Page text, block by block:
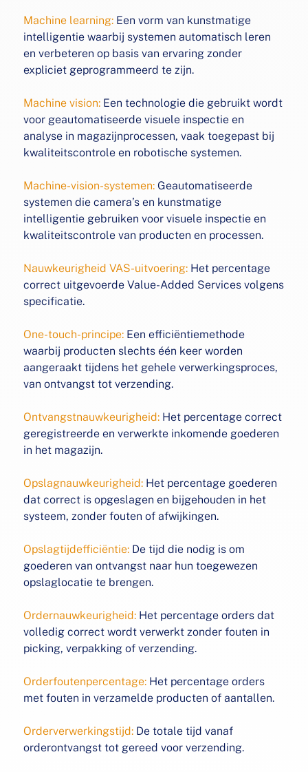
Machine learning: Een vorm van kunstmatige
intelligentiewaarbij systemen automatisch leren
en verbeteren op basisvan ervaring zonder
expliciet geprogrammeerd te zijn.
Machine vision: Een technologie die gebruikt wordt
voor geautomatiseerde visuele inspectie en
analyse in magazijnprocessen, vaak toegepast bij
kwaliteitscontrole en robotische systemen.
Machine-vision-systemen: Geautomatiseerde
systemen diecamera’s en kunstmatige
intelligentie gebruiken voorvisuele inspectie en
kwaliteitscontrole van producten en processen.
Nauwkeurigheid VAS-uitvoering: Het percentage
correct uitgevoerde Value-Added Services volgens
specificatie.
One-touch-principe: Een efficiëntiemethode
waarbij producten slechts één keer worden
aangeraakt tijdens het geheleverwerkingsproces,
van ontvangst tot verzending.
Ontvangstnauwkeurigheid: Het percentage correct
geregistreerde en verwerkte inkomende goederen
in het magazijn.
Opslagnauwkeurigheid: Het percentage goederen
dat correct is opgeslagen en bijgehouden in het
systeem, zonderfouten of afwijkingen.
Opslagtijdefficiëntie: De tijd die nodig is om
goederen vanontvangst naar hun toegewezen
opslaglocatie te brengen.
Ordernauwkeurigheid: Het percentage orders dat
volledigcorrect wordt verwerkt zonder fouten in
picking, verpakking of verzending.
Orderfoutenpercentage: Het percentage orders
met fouten in verzamelde producten of aantallen.
Orderverwerkingstijd: De totale tijd vanaf
orderontvangsttot gereed voor verzending.